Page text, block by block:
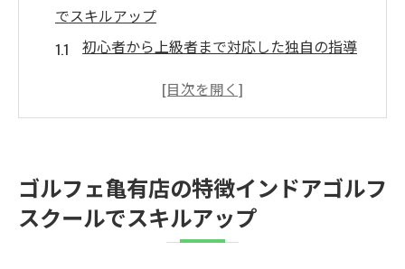
でスキルアップ
初心者から上級者まで対応した独自の指導
ゴルフシミュレーターを使った効率的なス
最新設備を活用したデータ重視の練習環境
練習を継続するためのモチベーション維持
ゴルフェ亀有店の特徴インドアゴルフ
スクールでスキルアップ